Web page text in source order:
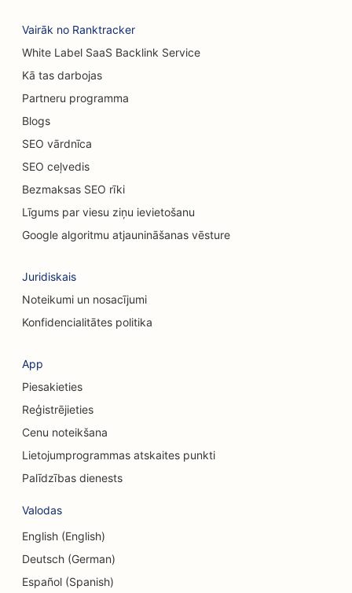
SEO optimizācija grila galdiem
SEO gadījuma ēdināšanas restorāniem
SEO automobiļu mazgātuvēm
SEO automobiļu dīleriem
SEO hiropraktiķiem
SEO kaķu kafejnīcām
Ķīmiskā pīlinga pakalpojumu SEO
SEO apģērbu veikaliem
SEO konsultāciju uzņēmumiem
SEO veikaliem Delis
SEO deju studijām
SEO Dermabrāzijas pakalpojumiem
Vairāk no Ranktracker
White Label SaaS Backlink Service
Kā tas darbojas
Partneru programma
Blogs
SEO vārdnīca
SEO ceļvedis
Bezmaksas SEO rīki
Līgums par viesu ziņu ievietošanu
Google algoritmu atjaunināšanas vēsture
Juridiskais
Noteikumi un nosacījumi
Konfidencialitātes politika
App
Piesakieties
Reģistrējieties
Cenu noteikšana
Lietojumprogrammas atskaites punkti
Palīdzības dienests
Valodas
English (English)
Deutsch (German)
Español (Spanish)